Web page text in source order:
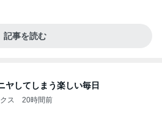
記事を読む
ヤしてしまう楽しい毎日
ス 20時間前